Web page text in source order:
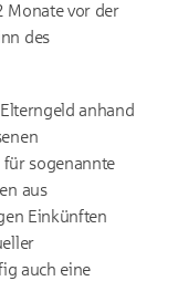
Monate vor der
des
anhand
für sogenannte
aus
Einkünften
auch eine